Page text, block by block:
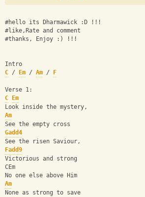
#hello its Dharmawick :D !!!
#like,Rate and comment
#thanks, Enjoy :) !!!
Intro
C / Em / Am / F
Verse 1:
C
Em
Look inside the mystery,
Am
See the empty cross
Gadd4
See the risen Saviour,
Fadd9
Victorious and strong
CEm
No one else above Him
Am
None as strong to save